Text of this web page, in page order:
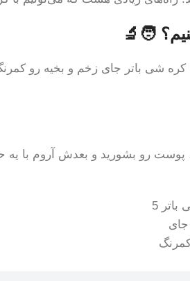
🧑‍🔬
کره شی باتر جای زخم و بخیه رو
پوست رو بشورید و بعدش آروم
جای